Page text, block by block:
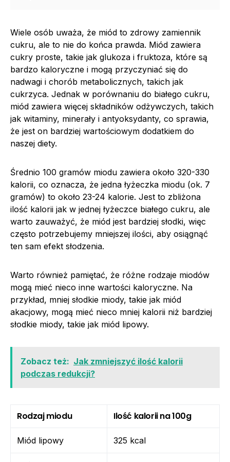
Wiele osób uważa, że miód to zdrowy zamiennik
cukru, ale to nie do końca prawda. Miód zawiera
cukry proste, takie jak glukoza i fruktoza, które są
bardzo kaloryczne i mogą przyczyniać się do
nadwagi i chorób metabolicznych, takich jak
cukrzyca. Jednak w porównaniu do białego cukru,
miód zawiera więcej składników odżywczych, takich
jak witaminy, minerały i antyoksydanty, co sprawia,
że jest on bardziej wartościowym dodatkiem do
naszej diety.
Średnio 100 gramów miodu zawiera około 320-330
kalorii, co oznacza, że jedna łyżeczka miodu (ok. 7
gramów) to około 23-24 kalorie. Jest to zbliżona
ilość kalorii jak w jednej łyżeczce białego cukru, ale
warto zauważyć, że miód jest bardziej słodki, więc
często potrzebujemy mniejszej ilości, aby osiągnąć
ten sam efekt słodzenia.
Warto również pamiętać, że różne rodzaje miodów
mogą mieć nieco inne wartości kaloryczne. Na
przykład, mniej słodkie miody, takie jak miód
akacjowy, mogą mieć nieco mniej kalorii niż bardziej
słodkie miody, takie jak miód lipowy.
Zobacz też: Jak zmniejszyć ilość kalorii
podczas redukcji?
Rodzaj miodu Ilość kalorii na 100g
Miód lipowy 325 kcal